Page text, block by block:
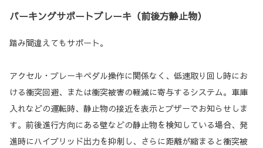
パーキングサポートブレーキ（前後方静止物）
踏み間違えてもサポート。
アクセル・ブレーキペダル操作に関係なく、低速取り回し時にお
ける衝突回避、または衝突被害の軽減に寄与するシステム。車庫
入れなどの運転時、静止物の接近を表示とブザーでお知らせしま
す。前後進行方向にある壁などの静止物を検知している場合、発
進時にハイブリッド出力を抑制し、さらに距離が縮まると衝突被